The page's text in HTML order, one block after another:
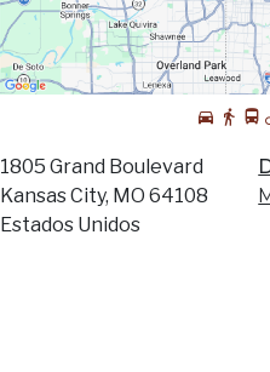
1805 Grand Boulevard
Kansas City, MO 64108
Estados Unidos